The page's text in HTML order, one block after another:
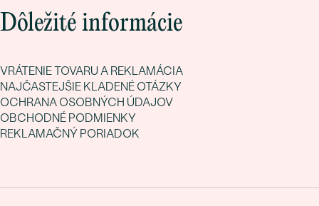
Dôležité informácie
VRÁTENIE TOVARU A REKLAMÁCIA
NAJČASTEJŠIE KLADENÉ OTÁZKY
OCHRANA OSOBNÝCH ÚDAJOV
OBCHODNÉ PODMIENKY
REKLAMAČNÝ PORIADOK